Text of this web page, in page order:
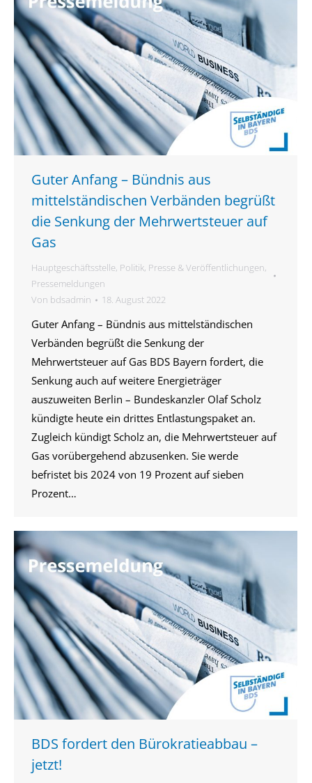
Guter Anfang – Bündnis aus
mittelständischen Verbänden begrüßt
die Senkung der Mehrwertsteuer auf
Gas
Hauptgeschäftsstelle, Politik, Presse & Veröffentlichungen,
Pressemeldungen
Von bdsadmin 18. August 2022
Guter Anfang – Bündnis aus mittelständischen
Verbänden begrüßt die Senkung der
Mehrwertsteuer auf Gas BDS Bayern fordert, die
Senkung auch auf weitere Energieträger
auszuweiten Berlin – Bundeskanzler Olaf Scholz
kündigte heute ein drittes Entlastungspaket an.
Zugleich kündigt Scholz an, die Mehrwertsteuer auf
Gas vorübergehend abzusenken. Sie werde
befristet bis 2024 von 19 Prozent auf sieben
Prozent…
BDS fordert den Bürokratieabbau –
jetzt!